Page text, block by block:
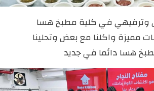
وترفيهي في كلية مطبخ هسا
مميزة واكلنا مع بعض وتحلينا
هسا دائما في جديد